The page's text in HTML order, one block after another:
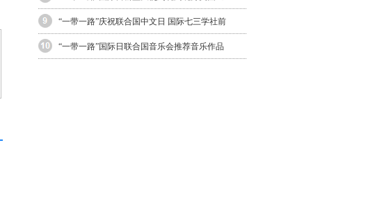
“一带一路”庆祝联合国中文日 国际七三学社前
“一带一路”国际日联合国音乐会推荐音乐作品